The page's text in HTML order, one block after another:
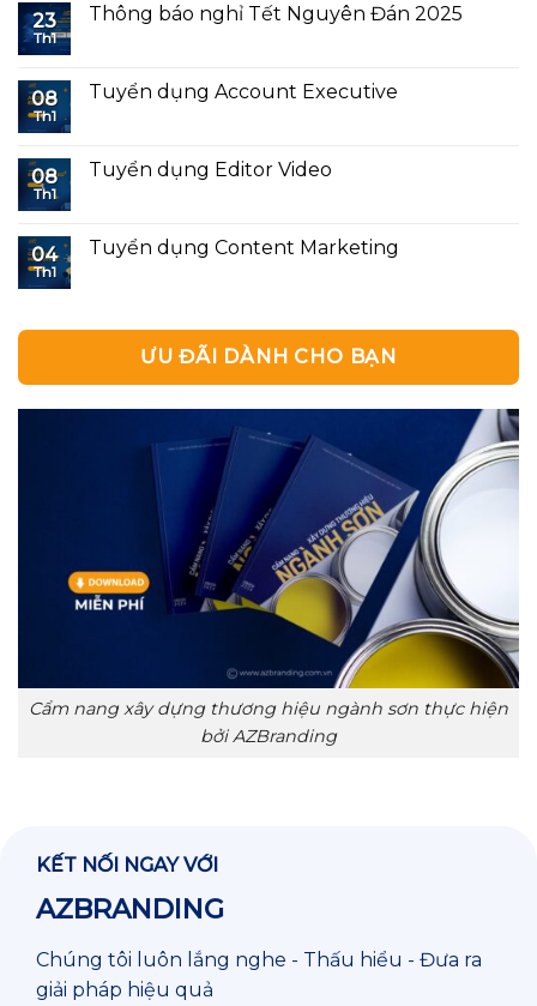
23
Th1
Thông báo nghỉ Tết Nguyên Đán 2025
08
Th1
Tuyển dụng Account Executive
08
Th1
Tuyển dụng Editor Video
04
Th1
Tuyển dụng Content Marketing
ƯU ĐÃI DÀNH CHO BẠN
Cẩm nang xây dựng thương hiệu ngành sơn thực hiện
bởi AZBranding
KẾT NỐI NGAY VỚI
AZBRANDING
Chúng tôi luôn lắng nghe - Thấu hiểu - Đưa ra
giải pháp hiệu quả